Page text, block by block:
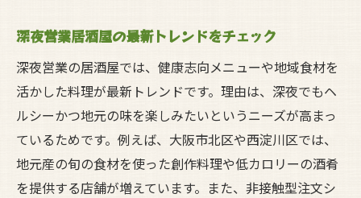
地元で愛される居酒屋の魅力を体験する
深夜営業居酒屋の最新トレンドをチェック
深夜営業の居酒屋では、健康志向メニューや地域食材を
活かした料理が最新トレンドです。理由は、深夜でもヘ
ルシーかつ地元の味を楽しみたいというニーズが高まっ
ているためです。例えば、大阪市北区や西淀川区では、
地元産の旬の食材を使った創作料理や低カロリーの酒肴
を提供する店舗が増えています。また、非接触型注文シ